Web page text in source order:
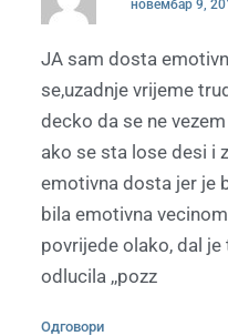
новембар 9,
JA sam dosta
se,uzadnje vrijeme
decko da se ne
ako se sta lose desi i
emotivna dosta jer je
bila emotivna
povrijede olako, dal
odlucila ,,pozz
Одговори